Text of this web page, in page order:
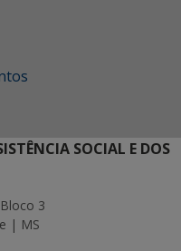
SOCIAL E DOS
3
| MS